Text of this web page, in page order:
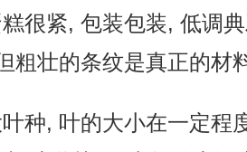
普洱茶人物
普洱茶养生
普洱茶品牌
很紧, 包装包装, 低调
粗壮的条纹是真正的材
种, 叶的大小在一定程